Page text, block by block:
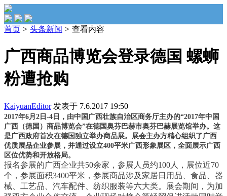
首页 > 头条新闻 > 查看内容
广西商品博览会登录德国 螺蛳
粉遭抢购
KaiyuanEditor发表于 7.6.2017 19:50
2017年6月2日-4日，由中国广西壮族自治区商务厅主办的“2017年中国
广西（德国 ）商品博览会”在德国奥芬巴赫市奥芬巴赫展览馆举办。这
是广西政府首次在德国独立举办商品展。展会主办方精心组织了广西
优质展品企业参展，并通过设立400平米广西形象展区，全面展示广西
区位优势和开放格局。
报名参展的广西企业共50余家，参展人员约100人，展位近70
个，参展面积3400平米，参展商品涉及家居日用品、食品、器
械、工艺品、汽车配件、纺织服装等六大类。展会期间，为加